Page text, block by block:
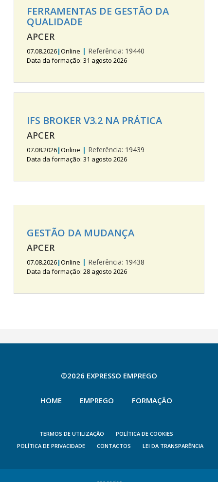
FERRAMENTAS DE GESTÃO DA
QUALIDADE
APCER
07.08.2026|Online | Referência: 19440
Data da formação: 31 agosto 2026
IFS BROKER V3.2 NA PRÁTICA
APCER
07.08.2026|Online | Referência: 19439
Data da formação: 31 agosto 2026
GESTÃO DA MUDANÇA
APCER
07.08.2026|Online | Referência: 19438
Data da formação: 28 agosto 2026
©2026 EXPRESSO EMPREGO
HOME EMPREGO FORMAÇÃO
TERMOS DE UTILIZAÇÃO
POLÍTICA DE COOKIES
POLÍTICA DE PRIVACIDADE
CONTACTOS LEI DA TRANSPARÊNCIA